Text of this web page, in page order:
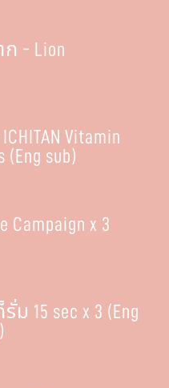
- Lion
Vitamin
(Eng sub)
Campaign x 3
15 sec x 3 (Eng